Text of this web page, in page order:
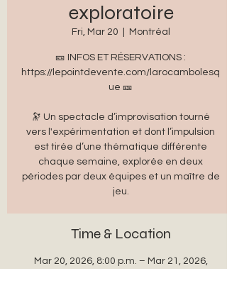
exploratoire
Fri, Mar 20 Montréal
🎫 INFOS ET RÉSERVATIONS :
https://lepointdevente.com/larocambolesq
ue 🎫
🔭 Un spectacle d’improvisation tourné
vers l'expérimentation et dont l’impulsion
est tirée d’une thématique différente
chaque semaine, explorée en deux
périodes par deux équipes et un maître de
jeu.
Time & Location
Mar 20, 2026, 8:00 p.m. – Mar 21, 2026,